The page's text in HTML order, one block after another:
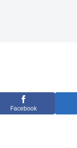
Facebook